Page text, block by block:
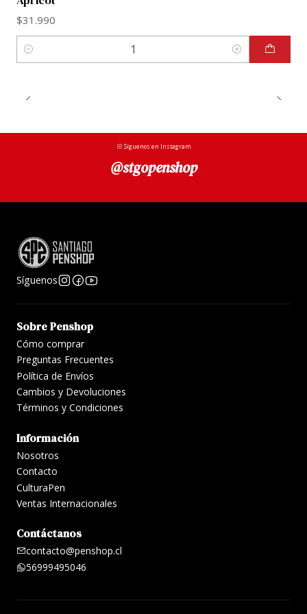
$31.990
Cantidad
Síguenos en Instagram
@stgopenshop
Síguenos
Sobre Penshop
Cómo comprar
Preguntas Frecuentes
Política de Envíos
Cambios y Devoluciones
Términos y Condiciones
Información
Nosotros
Contacto
CulturaPen
Ventas Internacionales
Contáctanos
contacto@penshop.cl
56999495046